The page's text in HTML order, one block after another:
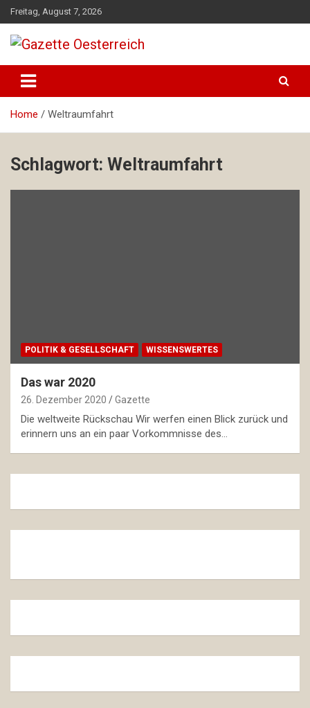
Skip
to
content
Freitag, August 7, 2026
Gazette Oesterreich
Home Weltraumfahrt
Schlagwort: Weltraumfahrt
POLITIK & GESELLSCHAFT WISSENSWERTES
Das war 2020
26. Dezember 2020 Gazette
Die weltweite Rückschau Wir werfen einen Blick zurück und
erinnern uns an ein paar Vorkommnisse des…